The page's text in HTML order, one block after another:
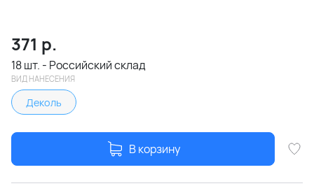
371 р.
18 шт. - Российский склад
ВИД НАНЕСЕНИЯ
Деколь
В корзину